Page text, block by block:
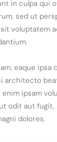
in culpa qui
sed ut
voluptatem
eaque ipsa
architecto
enim ipsam
odit aut fugit,
dolores.